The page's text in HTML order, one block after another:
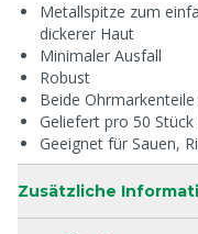
Metallspitze zum
dickerer Haut
Minimaler Ausfall
Robust
Beide
Geliefert pro 50
Geeignet für Sauen,
Zusätzliche